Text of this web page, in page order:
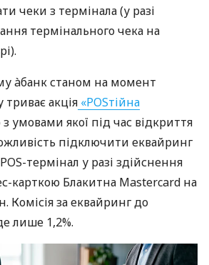
чеки з термінала (у разі
термінального чека на
àбанк станом на момент
акція «POSтійна
з умовами якої під час відкриття
підключити еквайринг
термінал у разі здійснення
карткою Блакитна Mastercard на
Комісія за еквайринг до
лише 1,2%.